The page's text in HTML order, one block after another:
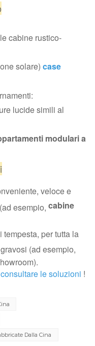
cabine rustico-
solare) case
lucide simili al
modulari a
veloce e
esempio, cabine
per tutta la
(ad esempio,
le soluzioni !
Dalla Cina